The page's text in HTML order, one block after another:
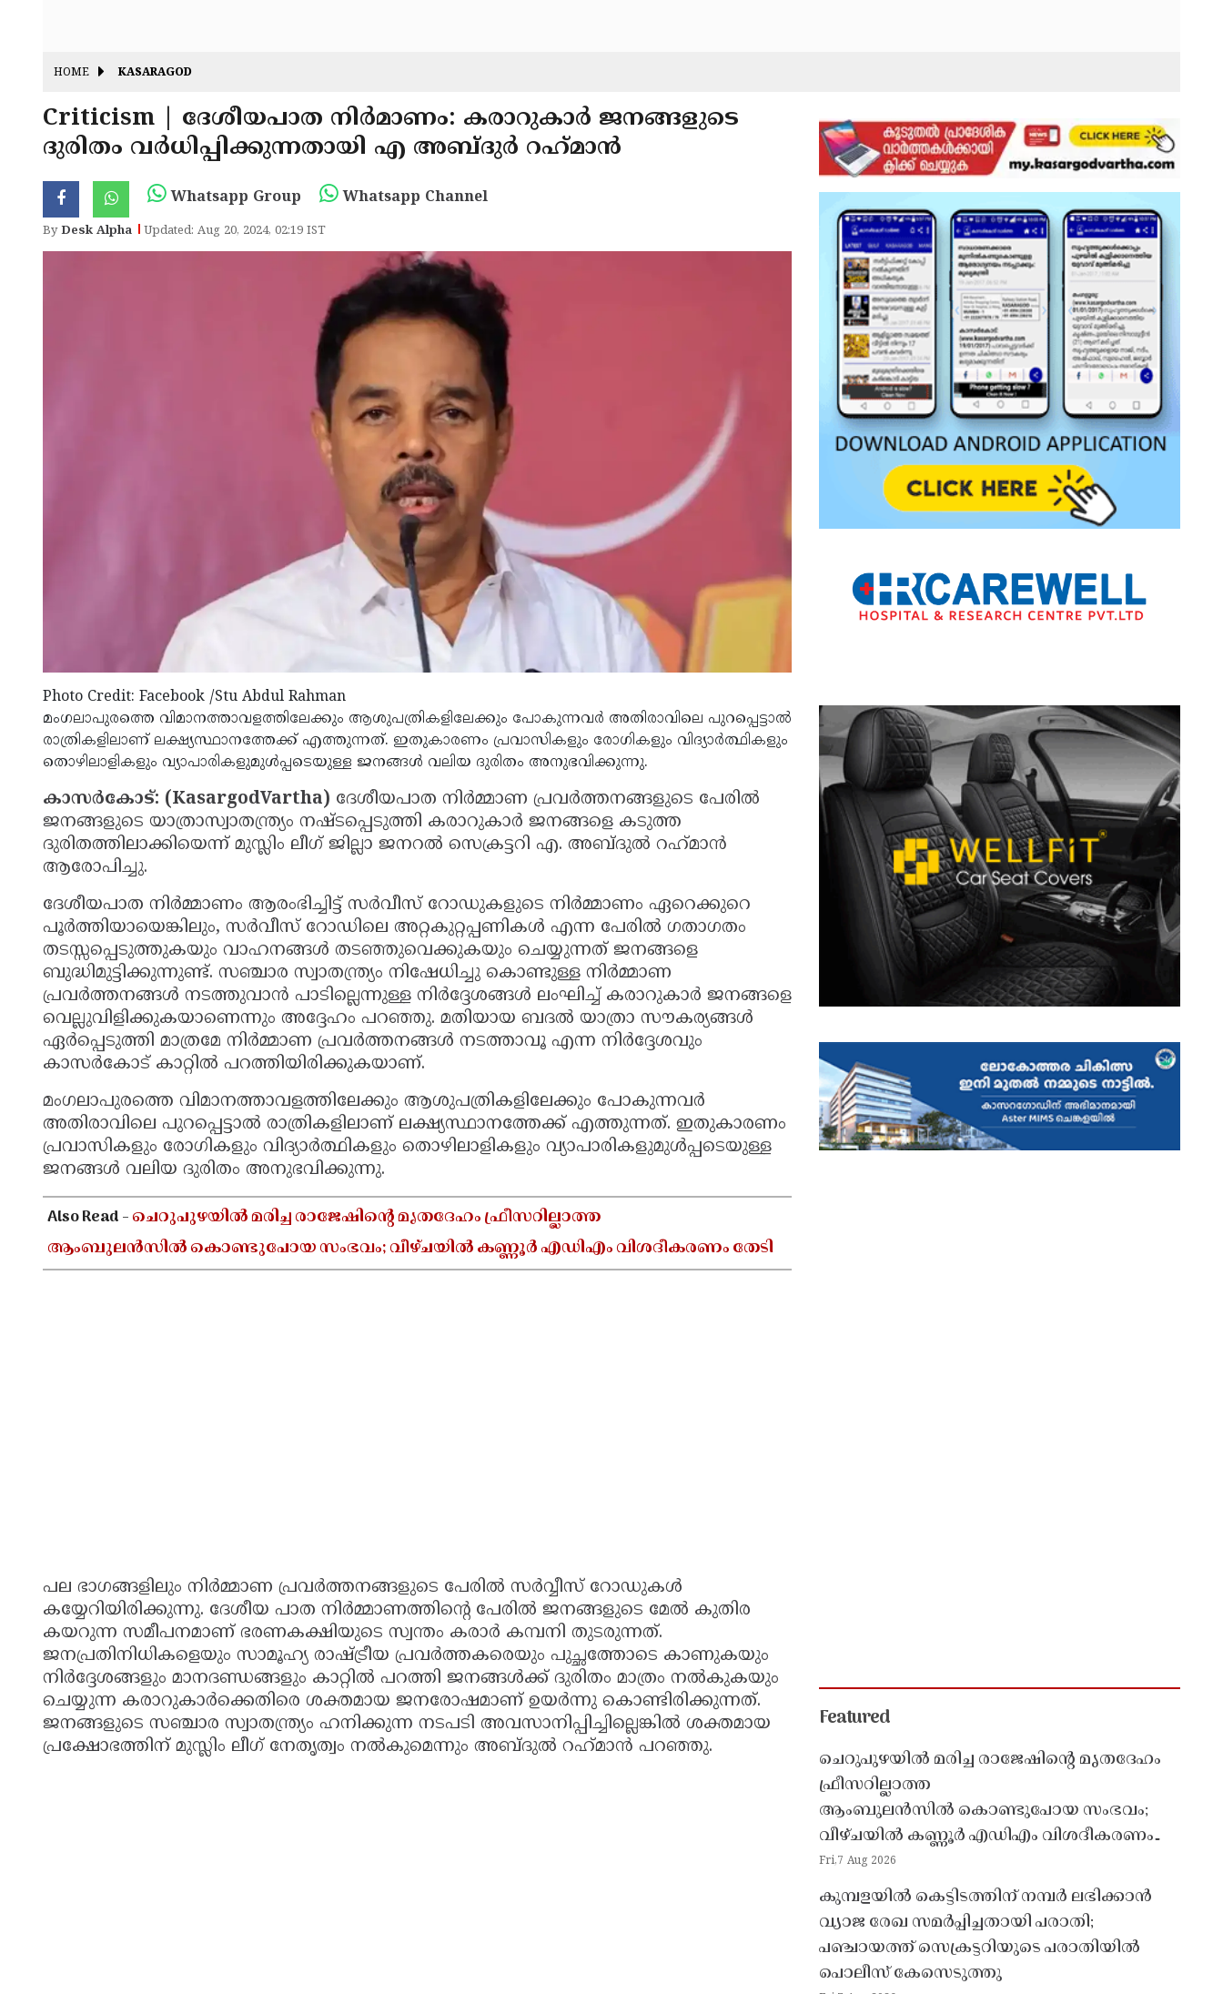
HOME KASARAGOD
Criticism | ദേശീയപാത നിർമാണം: കരാറുകാർ ജനങ്ങളുടെ
ദുരിതം വർധിപ്പിക്കുന്നതായി എ അബ്ദുർ റഹ്‌മാൻ
Whatsapp Group Whatsapp Channel
ByDesk Alpha Updated: Aug 20, 2024, 02:19 IST
Photo Credit: Facebook /Stu Abdul Rahman
മംഗലാപുരത്തെ വിമാനത്താവളത്തിലേക്കും ആശുപത്രികളിലേക്കും പോകുന്നവർ അതിരാവിലെ പുറപ്പെട്ടാൽ
രാത്രികളിലാണ് ലക്ഷ്യസ്ഥാനത്തേക്ക് എത്തുന്നത്. ഇതുകാരണം പ്രവാസികളും രോഗികളും വിദ്യാർത്ഥികളും
തൊഴിലാളികളും വ്യാപാരികളുമുൾപ്പടെയുള്ള ജനങ്ങൾ വലിയ ദുരിതം അനുഭവിക്കുന്നു.
കാസർകോട്: (KasargodVartha) ദേശീയപാത നിർമ്മാണ പ്രവർത്തനങ്ങളുടെ പേരിൽ
ജനങ്ങളുടെ യാത്രാസ്വാതന്ത്ര്യം നഷ്ടപ്പെടുത്തി കരാറുകാർ ജനങ്ങളെ കടുത്ത
ദുരിതത്തിലാക്കിയെന്ന് മുസ്ലിം ലീഗ് ജില്ലാ ജനറൽ സെക്രട്ടറി എ. അബ്ദുൽ റഹ്‌മാൻ
ആരോപിച്ചു.
ദേശീയപാത നിർമ്മാണം ആരംഭിച്ചിട്ട് സർവീസ് റോഡുകളുടെ നിർമ്മാണം ഏറെക്കുറെ
പൂർത്തിയായെങ്കിലും, സർവീസ് റോഡിലെ അറ്റകുറ്റപ്പണികൾ എന്ന പേരിൽ ഗതാഗതം
തടസ്സപ്പെടുത്തുകയും വാഹനങ്ങൾ തടഞ്ഞുവെക്കുകയും ചെയ്യുന്നത് ജനങ്ങളെ
ബുദ്ധിമുട്ടിക്കുന്നുണ്ട്. സഞ്ചാര സ്വാതന്ത്ര്യം നിഷേധിച്ചു കൊണ്ടുള്ള നിർമ്മാണ
പ്രവർത്തനങ്ങൾ നടത്തുവാൻ പാടില്ലെന്നുള്ള നിർദ്ദേശങ്ങൾ ലംഘിച്ച് കരാറുകാർ ജനങ്ങളെ
വെല്ലുവിളിക്കുകയാണെന്നും അദ്ദേഹം പറഞ്ഞു. മതിയായ ബദൽ യാത്രാ സൗകര്യങ്ങൾ
ഏർപ്പെടുത്തി മാത്രമേ നിർമ്മാണ പ്രവർത്തനങ്ങൾ നടത്താവൂ എന്ന നിർദ്ദേശവും
കാസർകോട് കാറ്റിൽ പറത്തിയിരിക്കുകയാണ്.
മംഗലാപുരത്തെ വിമാനത്താവളത്തിലേക്കും ആശുപത്രികളിലേക്കും പോകുന്നവർ
അതിരാവിലെ പുറപ്പെട്ടാൽ രാത്രികളിലാണ് ലക്ഷ്യസ്ഥാനത്തേക്ക് എത്തുന്നത്. ഇതുകാരണം
പ്രവാസികളും രോഗികളും വിദ്യാർത്ഥികളും തൊഴിലാളികളും വ്യാപാരികളുമുൾപ്പടെയുള്ള
ജനങ്ങൾ വലിയ ദുരിതം അനുഭവിക്കുന്നു.
Also Read -ചെറുപുഴയിൽ മരിച്ച രാജേഷിൻ്റെ മൃതദേഹം ഫ്രീസറില്ലാത്ത
ആംബുലൻസിൽ കൊണ്ടുപോയ സംഭവം; വീഴ്ചയിൽ കണ്ണൂർ എഡിഎം വിശദീകരണം തേടി
പല ഭാഗങ്ങളിലും നിർമ്മാണ പ്രവർത്തനങ്ങളുടെ പേരിൽ സർവ്വീസ് റോഡുകൾ
കയ്യേറിയിരിക്കുന്നു. ദേശീയ പാത നിർമ്മാണത്തിന്റെ പേരിൽ ജനങ്ങളുടെ മേൽ കുതിര
കയറുന്ന സമീപനമാണ് ഭരണകക്ഷിയുടെ സ്വന്തം കരാർ കമ്പനി തുടരുന്നത്.
ജനപ്രതിനിധികളെയും സാമൂഹ്യ രാഷ്ട്രീയ പ്രവർത്തകരെയും പുച്ഛത്തോടെ കാണുകയും
നിർദ്ദേശങ്ങളും മാനദണ്ഡങ്ങളും കാറ്റിൽ പറത്തി ജനങ്ങൾക്ക് ദുരിതം മാത്രം നൽകുകയും
ചെയ്യുന്ന കരാറുകാർക്കെതിരെ ശക്തമായ ജനരോഷമാണ് ഉയർന്നു കൊണ്ടിരിക്കുന്നത്.
ജനങ്ങളുടെ സഞ്ചാര സ്വാതന്ത്ര്യം ഹനിക്കുന്ന നടപടി അവസാനിപ്പിച്ചില്ലെങ്കിൽ ശക്തമായ
പ്രക്ഷോഭത്തിന് മുസ്ലിം ലീഗ് നേതൃത്വം നൽകുമെന്നും അബ്ദുൽ റഹ്‌മാൻ പറഞ്ഞു.
Featured
ചെറുപുഴയിൽ മരിച്ച രാജേഷിൻ്റെ മൃതദേഹം
ഫ്രീസറില്ലാത്ത
ആംബുലൻസിൽ കൊണ്ടുപോയ സംഭവം;
വീഴ്ചയിൽ കണ്ണൂർ എഡിഎം വിശദീകരണം
തേടി
Fri,7 Aug 2026
കുമ്പളയിൽ കെട്ടിടത്തിന് നമ്പർ ലഭിക്കാൻ
വ്യാജ രേഖ സമർപ്പിച്ചതായി പരാതി;
പഞ്ചായത്ത് സെക്രട്ടറിയുടെ പരാതിയിൽ
പൊലീസ് കേസെടുത്തു